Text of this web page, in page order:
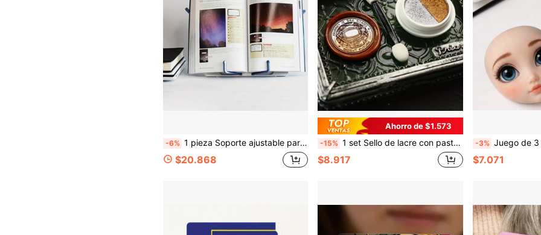
-6% 1 pieza Soporte ajustable para lectura de libros, material de plástico, soporte de lectura multifuncional minimalista, adecuado para lectura, aprendizaje, partituras musicales, libros de texto, suministros de pintura, suministros escolares esenciales para la vuelta a la escuela
$20.868
Ahorro de $1.573
-15% 1 set Sello de lacre con pasta de colores, pasta de laca de fuego para sellos, accesorios DIY de sellos de pintura de fuego, decoración de scrapbooking (no incluye el bloque de cera) Vuelta a clases
$8.917
-3% Juego de 3 pinceles de detalle fino - Cerdas sintéticas, mango ergonómico
$7.071